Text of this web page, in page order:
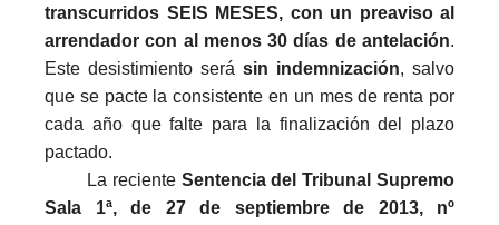
transcurridos SEIS MESES, con un preaviso al
arrendador con al menos 30 días de antelación.
Este desistimiento será sin indemnización, salvo
que se pacte la consistente en un mes de renta por
cada año que falte para la finalización del plazo
pactado.
La reciente Sentencia del Tribunal Supremo
Sala 1ª, de 27 de septiembre de 2013, nº